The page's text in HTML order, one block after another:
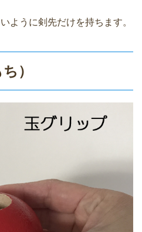
ように剣先だけを持ちます。
）